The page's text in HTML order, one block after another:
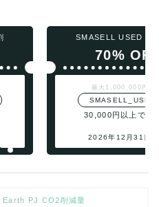
SMASELL USED ま
70%
最大1,000,000円
30,000円以上で利
2026年12月31日
PJ CO2削減量